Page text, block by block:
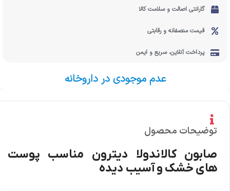
گارانتی اصالت و سلامت کالا
قیمت منصفانه و رقابتی
پرداخت آنلاین، سریع و ایمن
عدم موجودی در داروخانه
توضیحات محصول
صابون کالاندولا دیترون مناسب پوست
های خشک و آسیب دیده